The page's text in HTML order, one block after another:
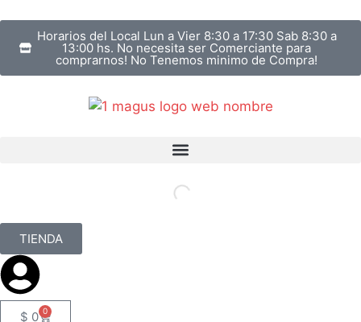
Horarios del Local Lun a Vier 8:30 a 17:30 Sab 8:30 a
13:00 hs. No necesita ser Comerciante para
comprarnos! No Tenemos minimo de Compra!
TIENDA
$ 0 0